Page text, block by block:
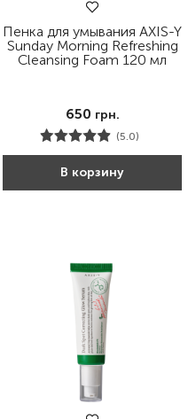
Пенка для умывания AXIS-Y
Sunday Morning Refreshing
Cleansing Foam 120 мл
650 грн.
(5.0)
В корзину